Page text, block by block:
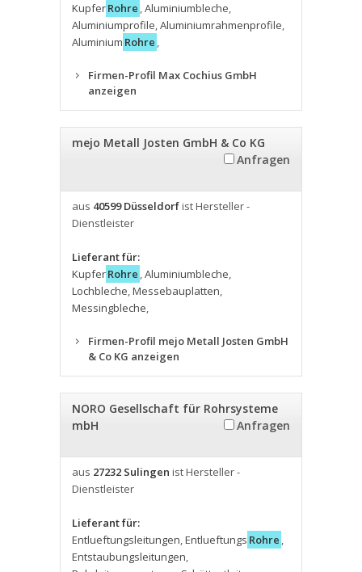
KupferRohre ,Aluminiumbleche,
Aluminiumprofile,Aluminiumrahmenprofile,
Aluminium Rohre ,
Firmen-Profil Max Cochius GmbH
anzeigen
mejo Metall Josten GmbH & Co KG
Anfragen
aus 40599 Düsseldorfist Hersteller -
Dienstleister
Lieferant für:
KupferRohre ,Aluminiumbleche,
Lochbleche,Messebauplatten,
Messingbleche,
Firmen-Profil mejo Metall Josten GmbH
& Co KG anzeigen
NORO Gesellschaft für Rohrsysteme
mbH
Anfragen
aus 27232 Sulingen ist Hersteller -
Dienstleister
Lieferant für:
Entlueftungsleitungen,Entlueftungs Rohre ,
Entstaubungsleitungen,